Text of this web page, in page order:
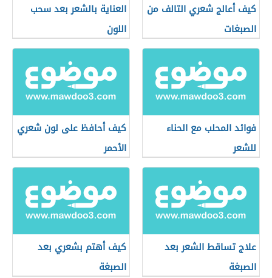
كيف أعالج شعري التالف من
الصبغات
العناية بالشعر بعد سحب
اللون
فوائد المحلب مع الحناء
للشعر
كيف أحافظ على لون شعري
الأحمر
علاج تساقط الشعر بعد
الصبغة
كيف أهتم بشعري بعد
الصبغة